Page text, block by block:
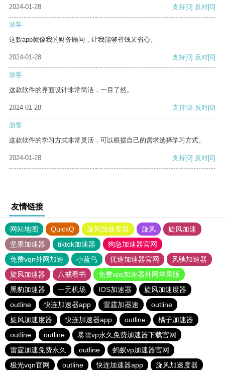
2024-01-28 支持[0] 反对[0]
游客
这款app就像我的财务顾问，让我能够省钱又省心。
2024-01-28 支持[0] 反对[0]
游客
这款软件的界面设计非常简洁，一目了然。
2024-01-28 支持[0] 反对[0]
游客
这款软件的学习方式非常灵活，可以根据自己的需求选择学习方式。
2024-01-28 支持[0] 反对[0]
友情链接
网站地图 QuickQ 旋风加速度器 旋风
旋风加速
坚果加速器
tiktok加速器
狗急加速器官网
免费vqn外网加速
小蓝鸟 优途加速器官网
风驰加速器
旋风加速器
八戒看书
免费vps加速器外网苹果版
黑豹加速器
一元机场 IOS加速器
旋风加速度器
outline
快连加速器app 雷霆加器速
outline
旋风加速度器
快连加速器app outline
橘子加速器
outline
outline
暴雪vp永久免费加速器下载官网
雷霆加速免费永久
outline
蚂蚁vp加速器官网
极光vqn官网
outline 快连加速器app 旋风加速度器